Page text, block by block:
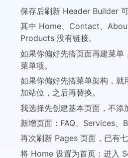
保存后刷新 Header Builder 可
其中 Home、Contact、About
Products 没有链接。
如果你偏好先搭页面再建菜单
菜单项。
如果你偏好先搭菜单架构，
加站位，之后再替换。
我选择先创建基本页面，不添
新增页面：FAQ、Services、
再次刷新 Pages 页面，已有七
将 Home 设置为首页：进入